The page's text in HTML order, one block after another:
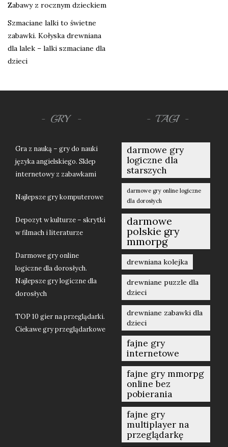
Zabawy z rocznym dzieckiem
Szmaciane lalki to świetne
zabawki. Kołyska drewniana
dla lalek – lalki szmaciane dla
dzieci
GRY
Gra z nauką – gry do nauki
języka angielskiego. Sklep
internetowy z zabawkami
Najlepsze gry komputerowe
Depozyt w kulturze – skrytki
w filmach i literaturze
Darmowe gry online
logiczne dla dorosłych.
Najlepsze gry logiczne dla
dorosłych
TOP 10 gier na przeglądarki.
Ciekawe gry przeglądarkowe
TAGI
darmowe gry
logiczne dla
starszych
darmowe gry online logiczne
dla dorosłych
darmowe
polskie gry
mmorpg
drewniana kolejka
drewniane puzzle dla
dzieci
drewniane zabawki dla
dzieci
fajne gry
internetowe
fajne gry mmorpg
online bez
pobierania
fajne gry
multiplayer na
przeglądarkę